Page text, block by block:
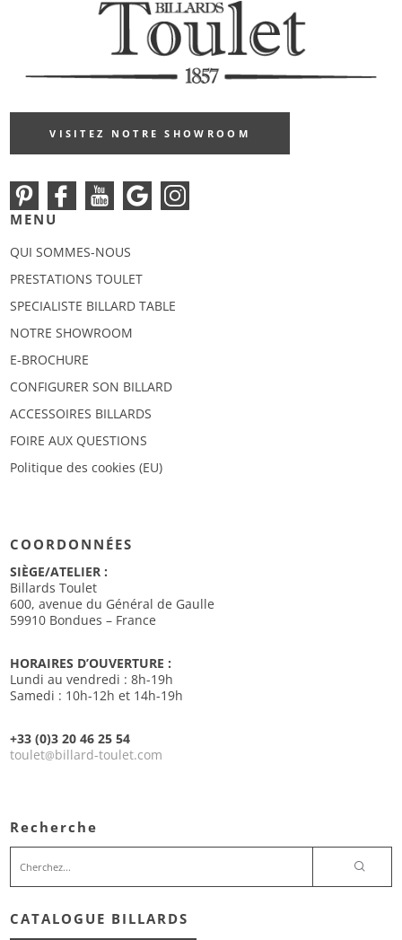
VISITEZ NOTRE SHOWROOM
MENU
QUI SOMMES-NOUS
PRESTATIONS TOULET
SPECIALISTE BILLARD TABLE
NOTRE SHOWROOM
E-BROCHURE
CONFIGURER SON BILLARD
ACCESSOIRES BILLARDS
FOIRE AUX QUESTIONS
Politique des cookies (EU)
COORDONNÉES
SIÈGE/ATELIER :
Billards Toulet
600, avenue du Général de Gaulle
59910 Bondues – France
HORAIRES D’OUVERTURE :
Lundi au vendredi : 8h-19h
Samedi : 10h-12h et 14h-19h
+33 (0)3 20 46 25 54
toulet@billard-toulet.com
Recherche
CATALOGUE BILLARDS